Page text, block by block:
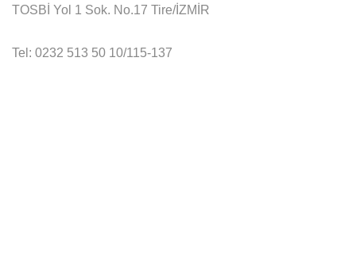
TOSBİ Yol 1 Sok. No.17 Tire/İZMİR
Tel: 0232 513 50 10/115-137